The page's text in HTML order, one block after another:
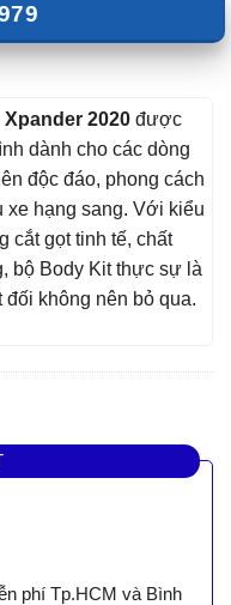
2020 được
dành cho các dòng
độc đáo, phong cách
xe hạng sang. Với kiểu
cắt gọt tinh tế, chất
bộ Body Kit thực sự là
không nên bỏ qua.
phí Tp.HCM và Bình